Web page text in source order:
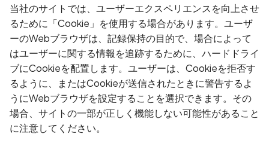
インベントリからアセッ
スキャン
カスタム構成でスキャン
ChromeのRecorder
Puppeteerスクリプトで
Webアプリをスキャン
Android Sensitive data
stored in keyboard cache
Anonymous
unauthenticated server
accepted
Android Sensitive data
stored in keyboard cache
Anonymous
unauthenticated server
accepted
Android Sensitive data
stored in keyboard cache
Anonymous
unauthenticated server
accepted
Android Sensitive data
stored in keyboard cache
Anonymous
unauthenticated server
accepted
当社のサイトでは、ユーザーエクスペリエンスを向上させ
るために「Cookie」を使用する場合があります。ユーザ
ーのWebブラウザは、記録保持の目的で、場合によって
はユーザーに関する情報を追跡するために、ハードドライ
ブにCookieを配置します。ユーザーは、Cookieを拒否す
るように、またはCookieが送信されたときに警告するよ
うにWebブラウザを設定することを選択できます。その
場合、サイトの一部が正しく機能しない可能性があること
に注意してください。